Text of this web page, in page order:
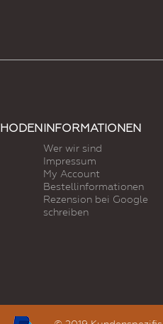
INFORMATIONEN
Wer wir sind
Impressum
My Account
Bestellinformationen
Rezension bei Google
schreiben